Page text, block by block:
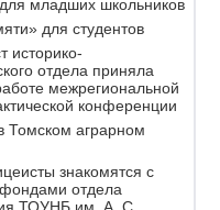
младших школьников
для студентов
историко-
отдела приняла
межрегиональной
конференции
Томском аграрном
знакомятся с
отдела